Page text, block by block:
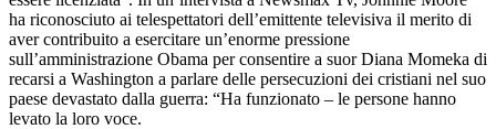
ha riconosciuto ai telespettatori dell’emittente televisiva il merito di
aver contribuito a esercitare un’enorme pressione
sull’amministrazione Obama per consentire a suor Diana Momeka di
recarsi a Washington a parlare delle persecuzioni dei cristiani nel suo
paese devastato dalla guerra: “Ha funzionato – le persone hanno
levato la loro voce.